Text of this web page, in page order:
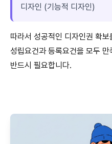
디자인 (기능적 디자인)
따라서 성공적인 디자인권 확
성립요건과 등록요건을 모두 만
반드시 필요합니다.